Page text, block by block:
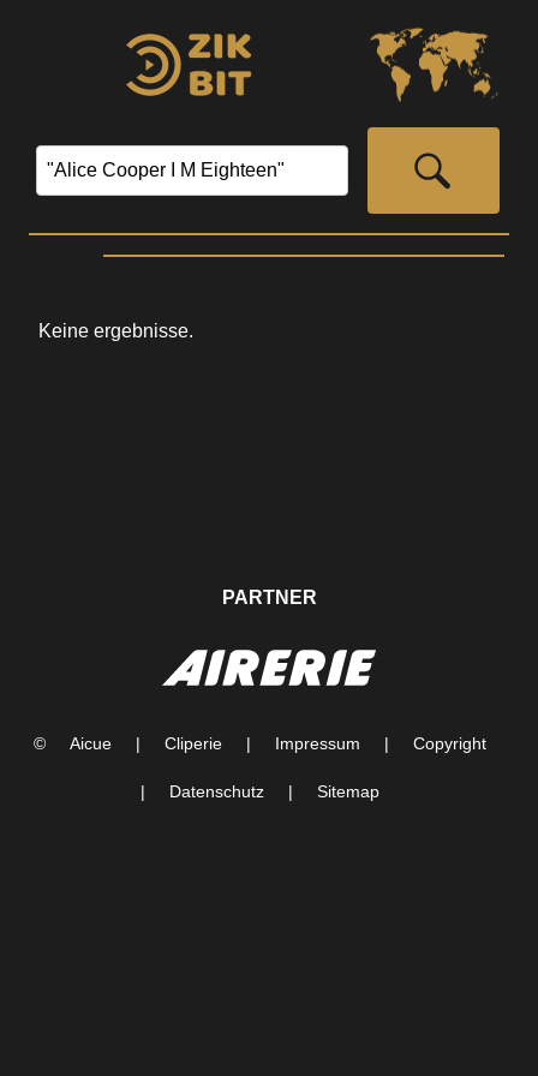
Keine ergebnisse.
PARTNER
© Aicue | Cliperie | Impressum | Copyright
| Datenschutz | Sitemap